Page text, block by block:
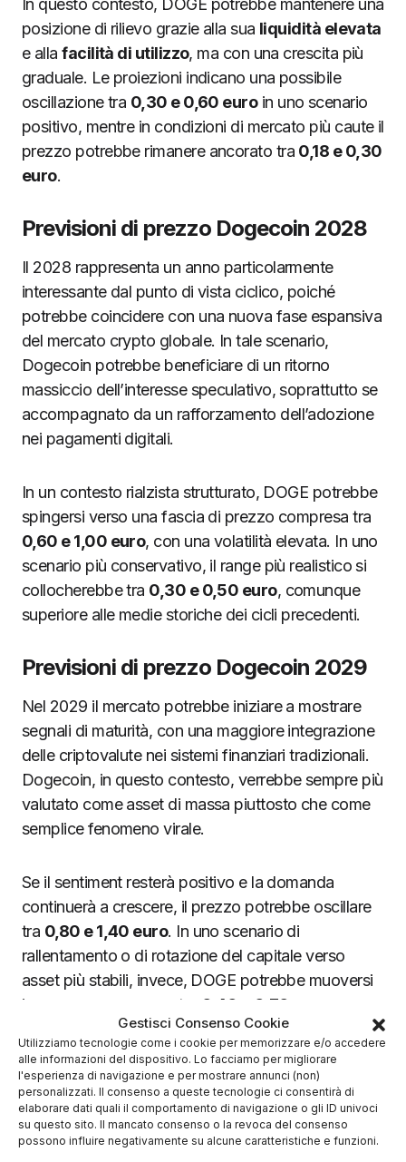
Gestisci Consenso Cookie
Utilizziamo tecnologie come i cookie per memorizzare e/o accedere
alle informazioni del dispositivo. Lo facciamo per migliorare
l'esperienza di navigazione e per mostrare annunci (non)
personalizzati. Il consenso a queste tecnologie ci consentirà di
elaborare dati quali il comportamento di navigazione o gli ID univoci
su questo sito. Il mancato consenso o la revoca del consenso
possono influire negativamente su alcune caratteristiche e funzioni.
In questo contesto, DOGE potrebbe mantenere una
posizione di rilievo grazie alla sua liquidità elevata
e allafacilità di utilizzo, ma con una crescita più
graduale. Le proiezioni indicano una possibile
oscillazione tra 0,30 e 0,60 euroin uno scenario
positivo, mentre in condizioni di mercato più caute il
prezzo potrebbe rimanere ancorato tra 0,18 e 0,30
euro.
Previsioni di prezzo Dogecoin 2028
Il 2028 rappresenta un anno particolarmente
interessante dal punto di vista ciclico, poiché
potrebbe coincidere con una nuova fase espansiva
del mercato crypto globale. In tale scenario,
Dogecoin potrebbe beneficiare di un ritorno
massiccio dell’interesse speculativo, soprattutto se
accompagnato da un rafforzamento dell’adozione
nei pagamenti digitali.
In un contesto rialzista strutturato, DOGE potrebbe
spingersi verso una fascia di prezzo compresa tra
0,60 e 1,00 euro, con una volatilità elevata. In uno
scenario più conservativo, il range più realistico si
collocherebbe tra 0,30 e 0,50 euro, comunque
superiore alle medie storiche dei cicli precedenti.
Previsioni di prezzo Dogecoin 2029
Nel 2029 il mercato potrebbe iniziare a mostrare
segnali di maturità, con una maggiore integrazione
delle criptovalute nei sistemi finanziari tradizionali.
Dogecoin, in questo contesto, verrebbe sempre più
valutato come asset di massa piuttosto che come
semplice fenomeno virale.
Se il sentiment resterà positivo e la domanda
continuerà a crescere, il prezzo potrebbe oscillare
tra 0,80 e 1,40 euro. In uno scenario di
rallentamento o di rotazione del capitale verso
asset più stabili, invece, DOGE potrebbe muoversi
in un range compreso tra
0,40 e 0,70 euro
mantenendo comunque una capitalizzazione
significativa.
👉Registrati subito su Binance per